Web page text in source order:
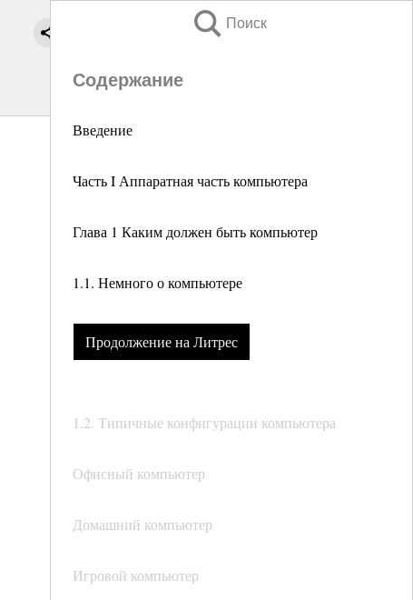
Поиск
Содержание
Введение
Часть I Аппаратная часть компьютера
Глава 1 Каким должен быть компьютер
1.1. Немного о компьютере
Продолжение на Литрес
1.2. Типичные конфигурации компьютера
Офисный компьютер
Домашний компьютер
Игровой компьютер